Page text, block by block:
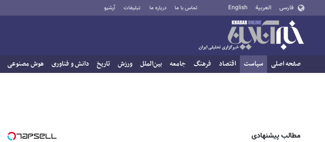
فارسی العربية English تماس با ما درباره ما تبلیغات آرشیو
صفحه اصلی سیاست اقتصاد فرهنگ جامعه بین‌الملل ورزش تاریخ دانش و فناوری هوش مصنوعی
مطالب پیشنهادی